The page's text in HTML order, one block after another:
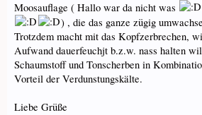
Moosauflage ( Hallo war da nicht was
) , die das ganze zügig
Trotzdem macht mit das Kopfzerbrechen,
Aufwand dauerfeuchjt b.z.w. nass halten
Schaumstoff und Tonscherben in
Vorteil der Verdunstungskälte.
Liebe Grüße